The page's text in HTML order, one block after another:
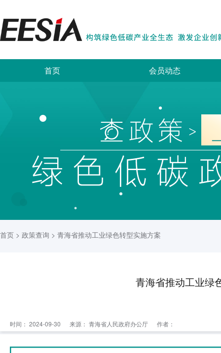
首页 会员动态
首页 > 政策查询 > 青海省推动工业绿色转型实施方案
青海省推动工业绿
时间： 2024-09-30 来源： 青海省人民政府办公厅 作者：